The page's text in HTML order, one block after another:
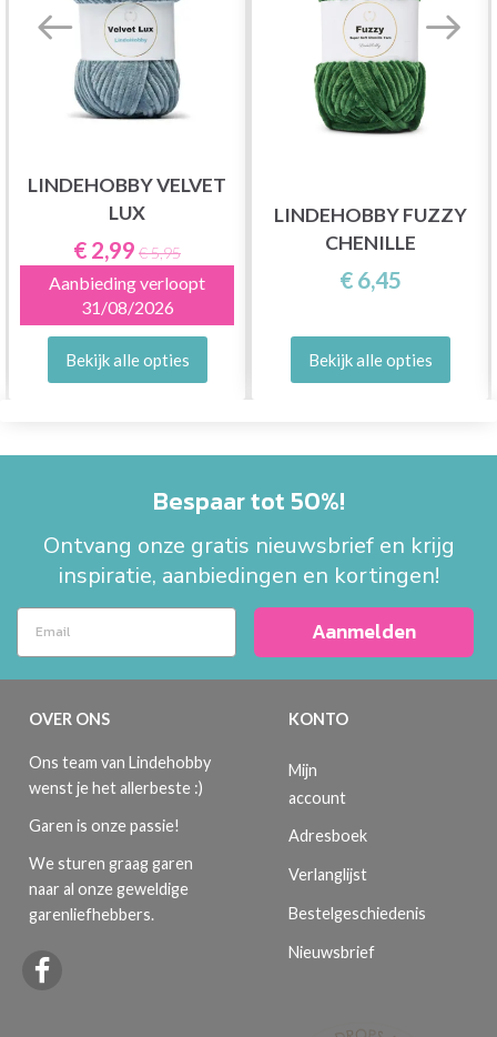
LINDEHOBBY VELVET
LUX
€ 2,99 € 5,95
Aanbieding verloopt
31/08/2026
Bekijk alle opties
LINDEHOBBY FUZZY
CHENILLE
€ 6,45
Bekijk alle opties
Bespaar tot 50%!
Ontvang onze gratis nieuwsbrief en krijg
inspiratie, aanbiedingen en kortingen!
Aanmelden
OVER ONS
Ons team van Lindehobby
wenst je het allerbeste :)
Garen is onze passie!
We sturen graag garen
naar al onze geweldige
garenliefhebbers.
KONTO
Mijn
account
Adresboek
Verlanglijst
Bestelgeschiedenis
Nieuwsbrief